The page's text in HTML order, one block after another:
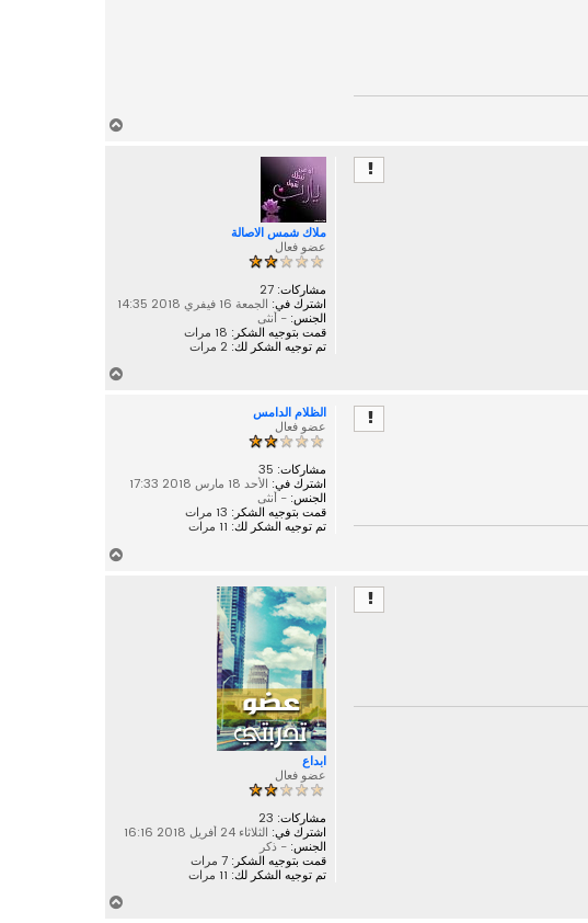
ملاك شمس الاصالة
عضو فعال
مشاركات: 27
اشترك في: الجمعة 16 فيفري 2018 14:35
الجنس: - أنثى
قمت بتوجيه الشكر: 18 مرات
تم توجيه الشكر لك: 2 مرات
الظلام الدامس
عضو فعال
مشاركات: 35
اشترك في: الأحد 18 مارس 2018 17:33
الجنس: - أنثى
قمت بتوجيه الشكر: 13 مرات
تم توجيه الشكر لك: 11 مرات
ابداع
عضو فعال
مشاركات: 23
اشترك في: الثلاثاء 24 أفريل 2018 16:16
الجنس: - ذكر
قمت بتوجيه الشكر: 7 مرات
تم توجيه الشكر لك: 11 مرات